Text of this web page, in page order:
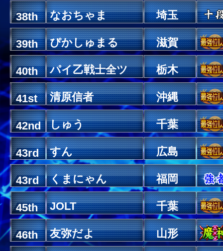
38th なおちゃま 埼玉
39th ぴかしゅまる 滋賀
40th パイ乙戦士全ツ 栃木
41st 清原信者 沖縄
42nd しゅう 千葉
43rd すん 広島
43rd くまにゃん 福岡
45th JOLT 千葉
46th 友弥だよ 山形